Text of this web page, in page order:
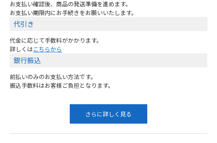
お支払い確認後、商品の発送準備を進めます。
お支払い期限内にお手続きをお願いいたします。
代引き
代金に応じて手数料がかかります。
詳しくはこちらから
銀行振込
前払いのみのお支払い方法です。
振込手数料はお客様ご負担となります。
さらに詳しく見る